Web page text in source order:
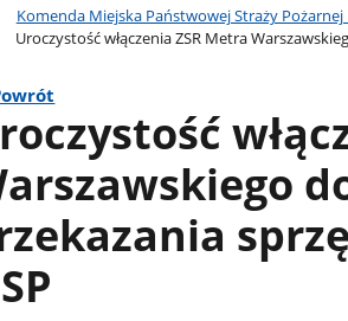
Komenda Miejska Państwowej Straży Pożarnej
Uroczystość włączenia ZSR Metra